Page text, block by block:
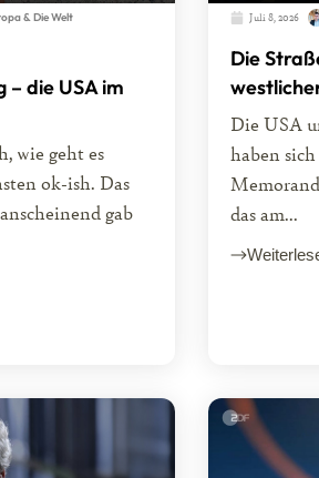
& Die Welt
die USA im
wie geht es
ok-ish. Das
gab
Juli 8, 2026
Die
Die USA
haben
das am...